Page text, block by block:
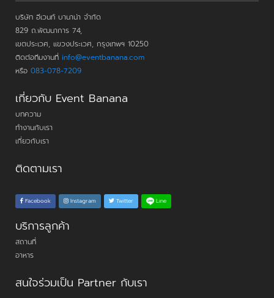
บริษัท อีเวนท์ บานาน่า จำกัด
829 ถ.พัฒนาการ 74,
เขตประเวศ, แขวงประเวศ, กรุงเทพฯ 10250
ติดต่อทีมงานที่ info@eventbanana.com
หรือ 083-078-7209
เกี่ยวกับ Event Banana
บทความ
ทำงานกับเรา
เกี่ยวกับเรา
ติดตามเรา
Facebook Instagram Twitter Line
บริการลูกค้า
สถานที่
อาหาร
สนใจร่วมเป็น Partner กับเรา